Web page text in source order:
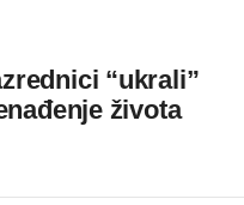
“ukrali”
života